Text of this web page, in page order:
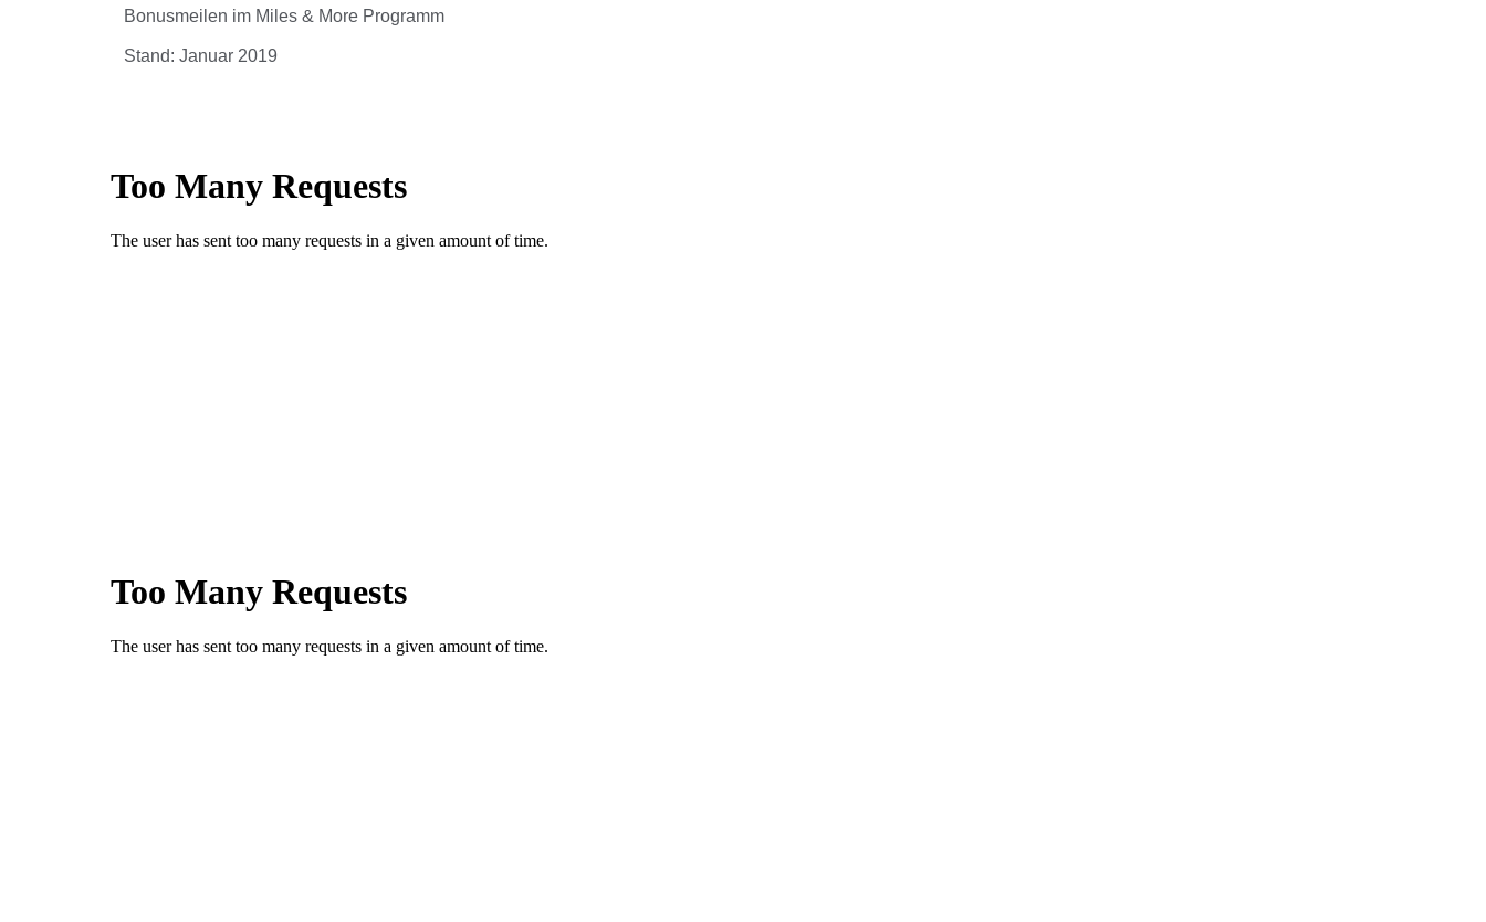
Bonusmeilen im Miles & More Programm
Stand: Januar 2019